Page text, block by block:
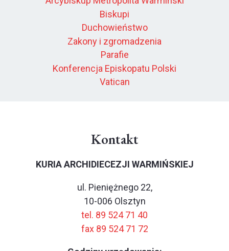
Biskupi
Duchowieństwo
Zakony i zgromadzenia
Parafie
Konferencja Episkopatu Polski
Vatican
Kontakt
KURIA ARCHIDIECEZJI WARMIŃSKIEJ
ul. Pieniężnego 22,
10-006 Olsztyn
tel. 89 524 71 40
fax 89 524 71 72